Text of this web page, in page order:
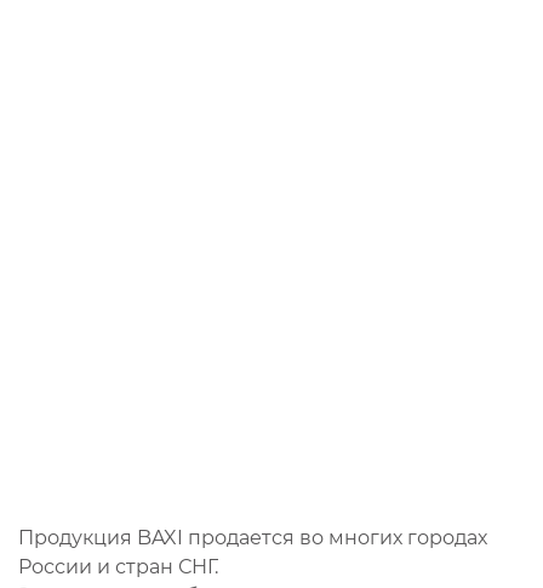
Продукция BAXI продается во многих городах
России и стран СНГ.